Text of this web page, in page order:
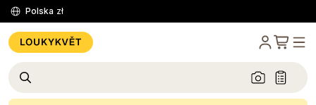
Polska zł